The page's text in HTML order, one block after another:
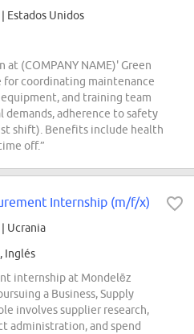
| Estados Unidos
(COMPANY NAME)' Green
for coordinating maintenance
and training team
demands, adherence to safety
shift). Benefits include health
off.”
Internship (m/f/x)
| Ucrania
Inglés
internship at Mondelēz
a Business, Supply
involves supplier research,
administration, and spend